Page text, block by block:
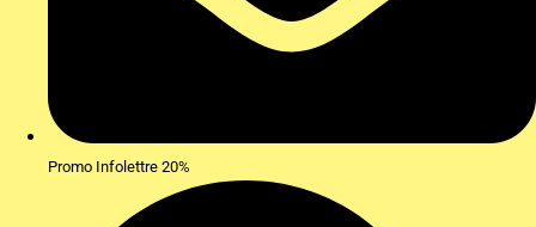
Promo Infolettre 20%